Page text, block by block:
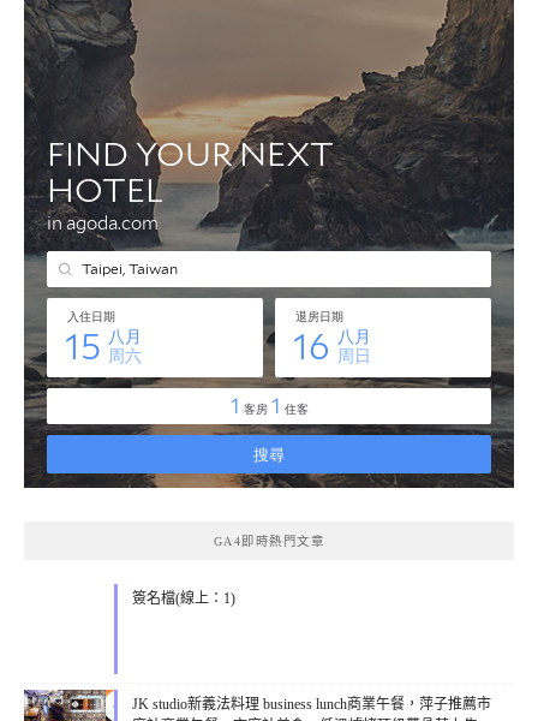
GA4即時熱門文章
簽名檔(線上：1)
JK studio新義法料理 business lunch商業午餐，萍子推薦市